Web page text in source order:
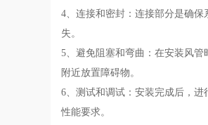
4、连接和密封：连接部分是确
失。
5、避免阻塞和弯曲：在安装风
附近放置障碍物。
6、测试和调试：安装完成后，
性能要求。